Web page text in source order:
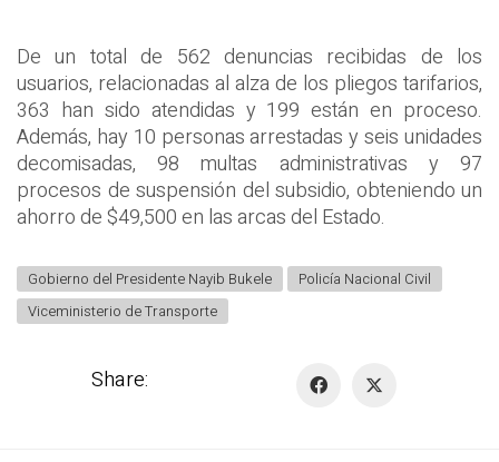
De un total de 562 denuncias recibidas de los
usuarios, relacionadas al alza de los pliegos tarifarios,
363 han sido atendidas y 199 están en proceso.
Además, hay 10 personas arrestadas y seis unidades
decomisadas, 98 multas administrativas y 97
procesos de suspensión del subsidio, obteniendo un
ahorro de $49,500 en las arcas del Estado.
Gobierno del Presidente Nayib Bukele
Policía Nacional Civil
Viceministerio de Transporte
Share: